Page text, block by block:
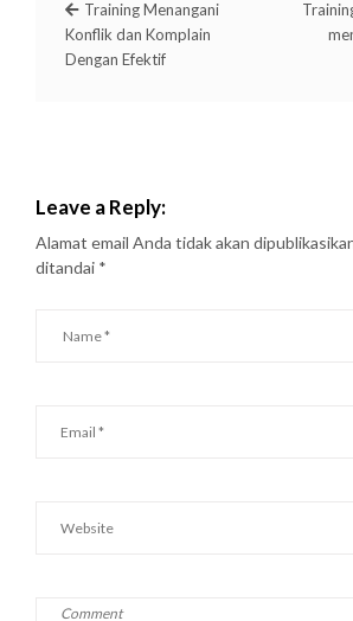
Training Menangani
Konflik dan Komplain
Dengan Efektif
Leave a Reply:
Alamat email Anda tidak akan
ditandai *